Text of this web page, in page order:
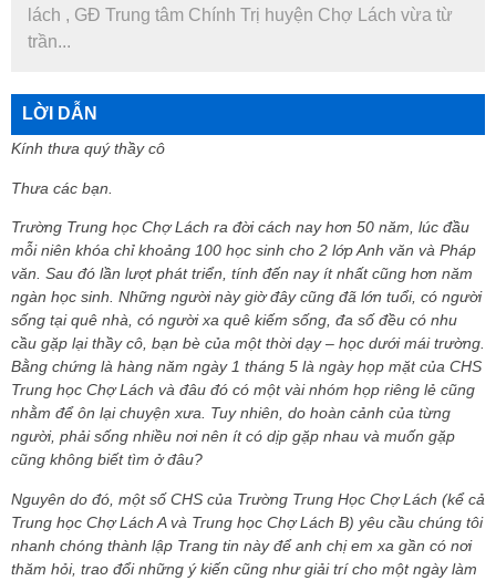
lách , GĐ Trung tâm Chính Trị huyện Chợ Lách vừa từ
trần...
LỜI DẪN
Kính thưa quý thầy cô
Thưa các bạn.
Trường Trung học Chợ Lách ra đời cách nay hơn 50 năm, lúc đầu
mỗi niên khóa chỉ khoảng 100 học sinh cho 2 lớp Anh văn và Pháp
văn. Sau đó lần lượt phát triển, tính đến nay ít nhất cũng hơn năm
ngàn học sinh. Những người này giờ đây cũng đã lớn tuổi, có người
sống tại quê nhà, có người xa quê kiếm sống, đa số đều có nhu
cầu gặp lại thầy cô, bạn bè của một thời dạy – học dưới mái trường.
Bằng chứng là hàng năm ngày 1 tháng 5 là ngày họp mặt của CHS
Trung học Chợ Lách và đâu đó có một vài nhóm họp riêng lẻ cũng
nhằm để ôn lại chuyện xưa. Tuy nhiên, do hoàn cảnh của từng
người, phải sống nhiều nơi nên ít có dịp gặp nhau và muốn gặp
cũng không biết tìm ở đâu?
Nguyên do đó, một số CHS của Trường Trung Học Chợ Lách (kể cả
Trung học Chợ Lách A và Trung học Chợ Lách B) yêu cầu chúng tôi
nhanh chóng thành lập Trang tin này để anh chị em xa gần có nơi
thăm hỏi, trao đổi những ý kiến cũng như giải trí cho một ngày làm